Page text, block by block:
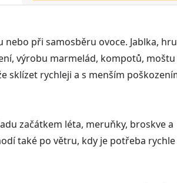
při samosběru ovoce. Jablka,
výrobu marmelád, kompotů,
sklízet rychleji a s menším
začátkem léta, meruňky, broskve a
také po větru, kdy je potřeba rychle